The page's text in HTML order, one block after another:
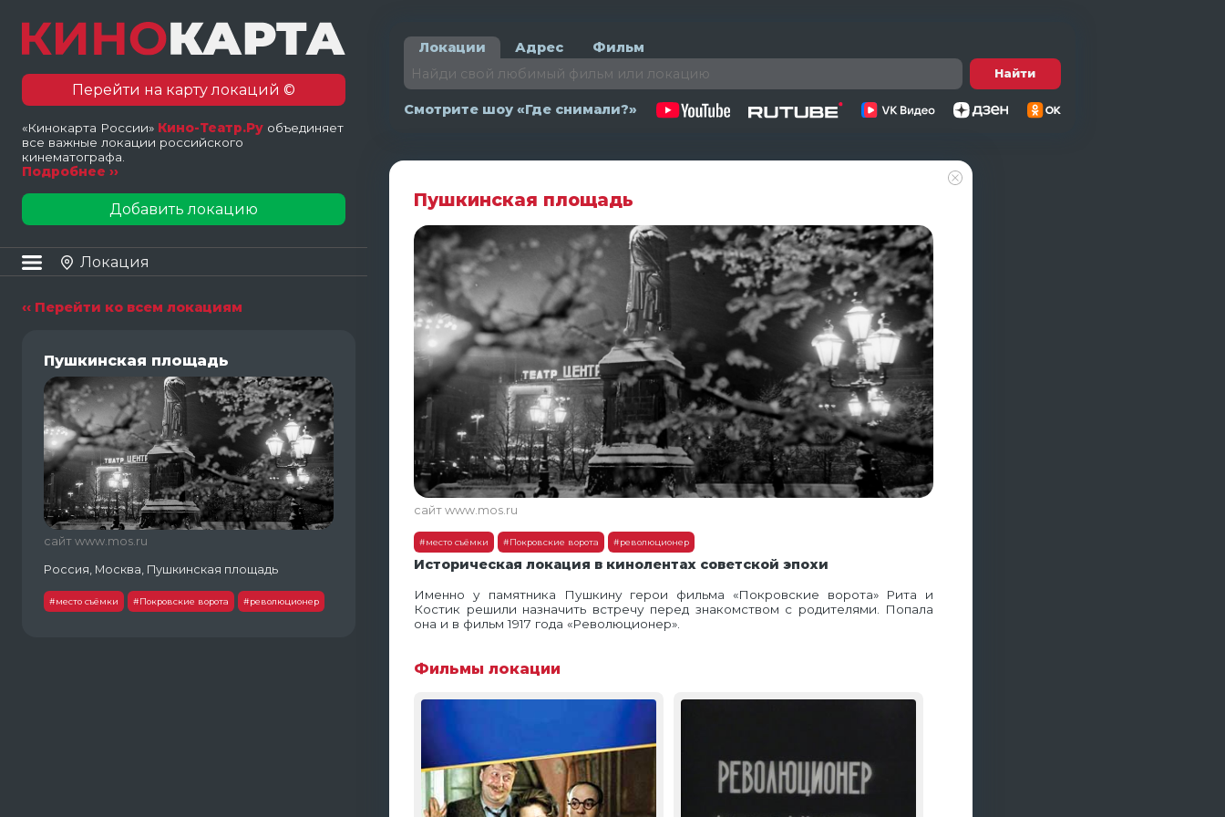
Перейти на карту локаций ©
«Кинокарта России» Кино-Театр.Ру объединяет
все важные локации российского
кинематографа.
Подробнее ››
Добавить локацию
Локация
‹‹ Перейти ко всем локациям
Пушкинская площадь
сайт www.mos.ru
Россия, Москва, Пушкинская площадь
#место съёмки #Покровские ворота #революционер
Локации Адрес Фильм
Найти
Смотрите шоу «Где снимали?»
Пушкинская площадь
сайт www.mos.ru
#место съёмки #Покровские ворота #революционер
Историческая локация в кинолентах советской эпохи
Именно у памятника Пушкину герои фильма «Покровские ворота» Рита и
Костик решили назначить встречу перед знакомством с родителями. Попала
она и в фильм 1917 года «Революционер».
Фильмы локации